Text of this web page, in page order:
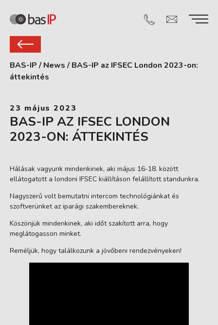
BAS-IP / News / BAS-IP az IFSEC London 2023-on:
áttekintés
23 május 2023
BAS-IP AZ IFSEC LONDON
2023-ON: ÁTTEKINTÉS
Hálásak vagyunk mindenkinek, aki május 16-18. között
ellátogatott a londoni IFSEC kiállításon felállított standunkra.
Nagyszerű volt bemutatni intercom technológiánkat és
szoftverünket az iparági szakembereknek.
Köszönjük mindenkinek, aki időt szakított arra, hogy
meglátogasson minket.
Reméljük, hogy találkozunk a jövőbeni rendezvényeken!